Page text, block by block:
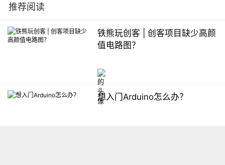
推荐阅读
铁熊玩创客 | 创客项目缺少高颜
值电路图？
想入门Arduino怎么办？